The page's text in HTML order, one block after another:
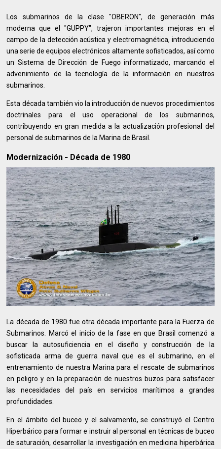
Los submarinos de la clase "OBERON", de generación más
moderna que el "GUPPY", trajeron importantes mejoras en el
campo de la detección acústica y electromagnética, introduciendo
una serie de equipos electrónicos altamente sofisticados, así como
un Sistema de Dirección de Fuego informatizado, marcando el
advenimiento de la tecnología de la información en nuestros
submarinos.
Esta década también vio la introducción de nuevos procedimientos
doctrinales para el uso operacional de los submarinos,
contribuyendo en gran medida a la actualización profesional del
personal de submarinos de la Marina de Brasil.
Modernización - Década de 1980
La década de 1980 fue otra década importante para la Fuerza de
Submarinos. Marcó el inicio de la fase en que Brasil comenzó a
buscar la autosuficiencia en el diseño y construcción de la
sofisticada arma de guerra naval que es el submarino, en el
entrenamiento de nuestra Marina para el rescate de submarinos
en peligro y en la preparación de nuestros buzos para satisfacer
las necesidades del país en servicios marítimos a grandes
profundidades.
En el ámbito del buceo y el salvamento, se construyó el Centro
Hiperbárico para formar e instruir al personal en técnicas de buceo
de saturación, desarrollar la investigación en medicina hiperbárica